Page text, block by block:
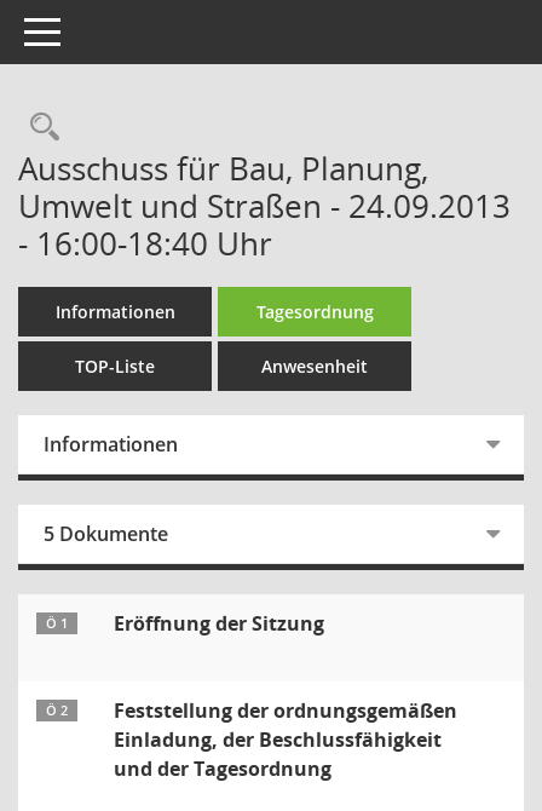
Toggle navigation
Rechercheauswahl
Ausschuss für Bau, Planung,
Umwelt und Straßen - 24.09.2013
- 16:00-18:40 Uhr
Informationen Tagesordnung
TOP-Liste Anwesenheit
Informationen
5 Dokumente
Ö 1 Eröffnung der Sitzung
Ö 2
Feststellung der ordnungsgemäßen
Einladung, der Beschlussfähigkeit
und der Tagesordnung